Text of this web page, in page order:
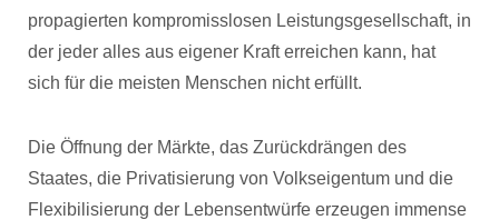
propagierten kompromisslosen Leistungsgesellschaft, in
der jeder alles aus eigener Kraft erreichen kann, hat
sich für die meisten Menschen nicht erfüllt.
Die Öffnung der Märkte, das Zurückdrängen des
Staates, die Privatisierung von Volkseigentum und die
Flexibilisierung der Lebensentwürfe erzeugen immense